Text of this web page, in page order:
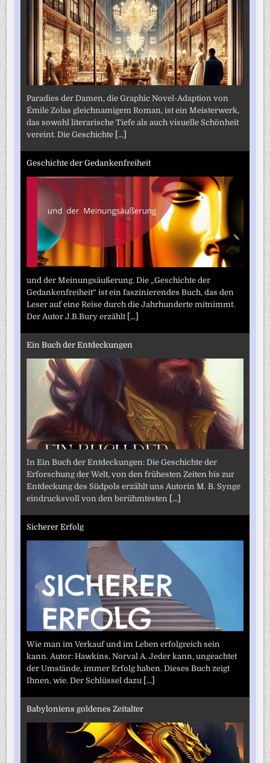
Paradies der Damen, die Graphic Novel-Adaption von
Émile Zolas gleichnamigem Roman, ist ein Meisterwerk,
das sowohl literarische Tiefe als auch visuelle Schönheit
vereint. Die Geschichte [...]
Geschichte der Gedankenfreiheit
und der Meinungsäußerung. Die „Geschichte der
Gedankenfreiheit“ ist ein faszinierendes Buch, das den
Leser auf eine Reise durch die Jahrhunderte mitnimmt.
Der Autor J.B.Bury erzählt [...]
Ein Buch der Entdeckungen
In Ein Buch der Entdeckungen: Die Geschichte der
Erforschung der Welt, von den frühesten Zeiten bis zur
Entdeckung des Südpols erzählt uns Autorin M. B. Synge
eindrucksvoll von den berühmtesten [...]
Sicherer Erfolg
Wie man im Verkauf und im Leben erfolgreich sein
kann. Autor: Hawkins, Norval A. Jeder kann, ungeachtet
der Umstände, immer Erfolg haben. Dieses Buch zeigt
Ihnen, wie. Der Schlüssel dazu [...]
Babyloniens goldenes Zeitalter